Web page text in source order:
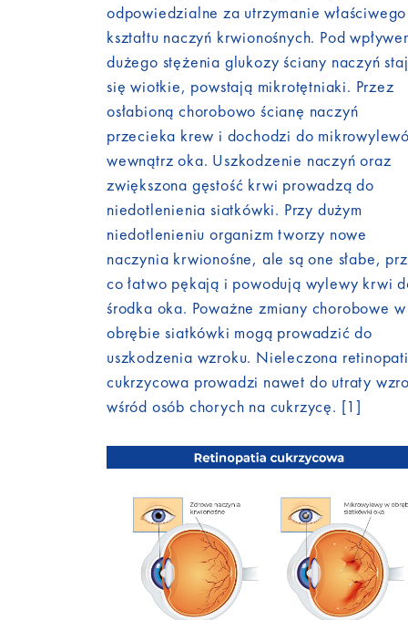
odpowiedzialne za utrzymanie właściwego
kształtu naczyń krwionośnych. Pod
dużego stężenia glukozy ściany naczyń
się wiotkie, powstają mikrotętniaki. Przez
osłabioną chorobowo ścianę naczyń
przecieka krew i dochodzi do
wewnątrz oka. Uszkodzenie naczyń oraz
zwiększona gęstość krwi prowadzą do
niedotlenienia siatkówki. Przy dużym
niedotlenieniu organizm tworzy nowe
naczynia krwionośne, ale są one słabe,
co łatwo pękają i powodują wylewy krwi
środka oka. Poważne zmiany chorobowe w
obrębie siatkówki mogą prowadzić do
uszkodzenia wzroku. Nieleczona
cukrzycowa prowadzi nawet do utraty
wśród osób chorych na cukrzycę. [1]